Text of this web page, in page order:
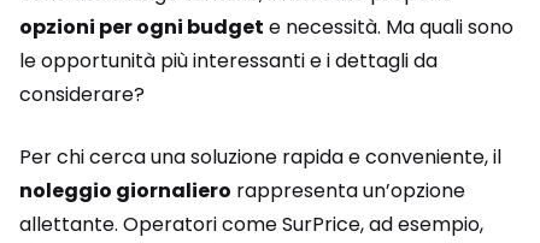
opzioni per ogni budget e necessità. Ma quali sono
le opportunità più interessanti e i dettagli da
considerare?
Per chi cerca una soluzione rapida e conveniente, il
noleggio giornaliero rappresenta un’opzione
allettante. Operatori come SurPrice, ad esempio,